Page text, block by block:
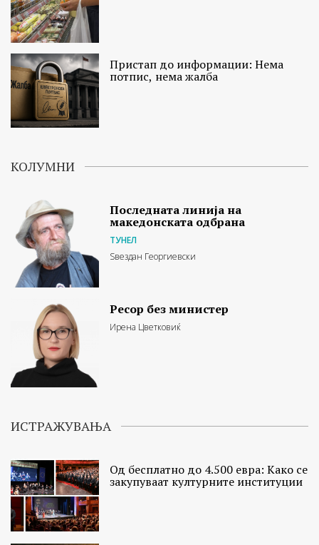
Пристап до информации: Нема
потпис, нема жалба
КОЛУМНИ
Последната линија на
македонската одбрана
ТУНЕЛ
Ѕвездан Георгиевски
Ресор без министер
Ирена Цветковиќ
ИСТРАЖУВАЊА
Од бесплатно до 4.500 евра: Како се
закупуваат културните институции